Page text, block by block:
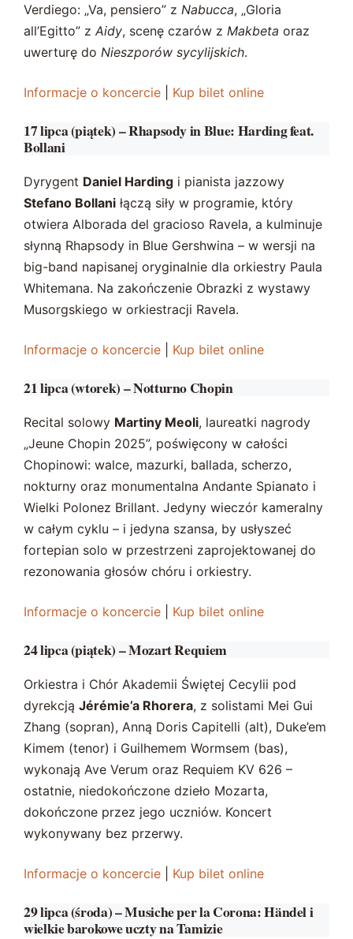
Verdiego: „Va, pensiero” z Nabucca, „Gloria
all’Egitto” z Aidy, scenę czarów z Makbeta oraz
uwerturę do Nieszporów sycylijskich.
Informacje o koncercie Kup bilet online
17 lipca (piątek) – Rhapsody in Blue: Harding feat.
Bollani
Dyrygent Daniel Harding i pianista jazzowy
Stefano Bollani łączą siły w programie, który
otwiera Alborada del gracioso Ravela, a kulminuje
słynną Rhapsody in Blue Gershwina – w wersji na
big-band napisanej oryginalnie dla orkiestry Paula
Whitemana. Na zakończenie Obrazki z wystawy
Musorgskiego w orkiestracji Ravela.
Informacje o koncercie Kup bilet online
21 lipca (wtorek) – Notturno Chopin
Recital solowy Martiny Meoli, laureatki nagrody
„Jeune Chopin 2025”, poświęcony w całości
Chopinowi: walce, mazurki, ballada, scherzo,
nokturny oraz monumentalna Andante Spianato i
Wielki Polonez Brillant. Jedyny wieczór kameralny
w całym cyklu – i jedyna szansa, by usłyszeć
fortepian solo w przestrzeni zaprojektowanej do
rezonowania głosów chóru i orkiestry.
Informacje o koncercie Kup bilet online
24 lipca (piątek) – Mozart Requiem
Orkiestra i Chór Akademii Świętej Cecylii pod
dyrekcją Jérémie’a Rhorera, z solistami Mei Gui
Zhang (sopran), Anną Doris Capitelli (alt), Duke’em
Kimem (tenor) i Guilhemem Wormsem (bas),
wykonają Ave Verum oraz Requiem KV 626 –
ostatnie, niedokończone dzieło Mozarta,
dokończone przez jego uczniów. Koncert
wykonywany bez przerwy.
Informacje o koncercie Kup bilet online
29 lipca (środa) – Musiche per la Corona: Händel i
wielkie barokowe uczty na Tamizie